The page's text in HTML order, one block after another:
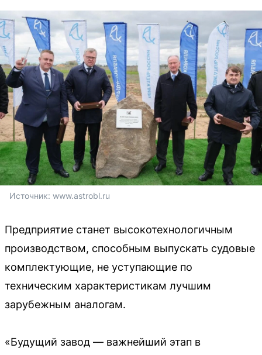
Источник: www.astrobl.ru
Предприятие станет высокотехнологичным
производством, способным выпускать судовые
комплектующие, не уступающие по
техническим характеристикам лучшим
зарубежным аналогам.
«Будущий завод — важнейший этап в